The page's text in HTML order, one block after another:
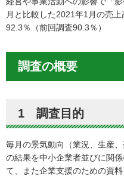
月と比較した2021年1月の売
92.3％（前回調査90.3％）
調査の概要
1 調査目的
毎月の景気動向（業況、生産
の結果を中小企業者並びに関
て、また企業支援のための資